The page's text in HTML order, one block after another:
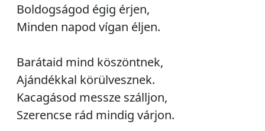
Boldogságod égig érjen,
Minden napod vígan éljen.
Barátaid mind köszöntnek,
Ajándékkal körülvesznek.
Kacagásod messze szálljon,
Szerencse rád mindig várjon.